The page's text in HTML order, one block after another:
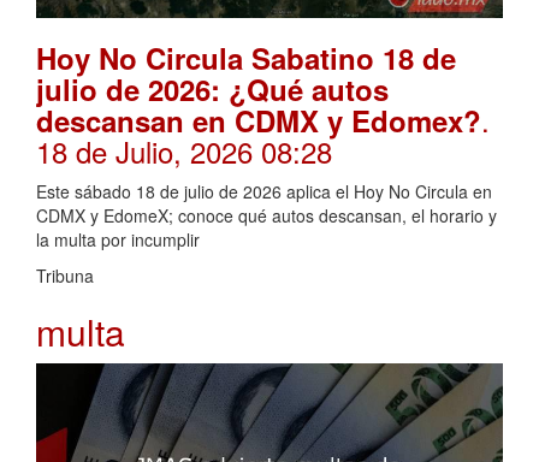
Hoy No Circula Sabatino 18 de
julio de 2026: ¿Qué autos
descansan en CDMX y Edomex?.
18 de Julio, 2026 08:28
Este sábado 18 de julio de 2026 aplica el Hoy No Circula en
CDMX y EdomeX; conoce qué autos descansan, el horario y
la multa por incumplir
Tribuna
multa